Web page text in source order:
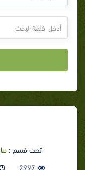
تحت قسم :
2997